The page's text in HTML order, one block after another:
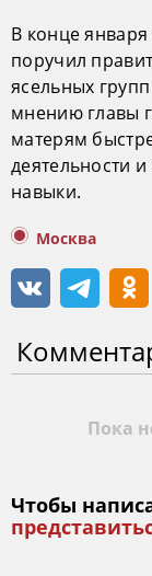
В конце
поручил
ясельных
мнению главы
матерям
деятельности
навыки.
Москва
Пока
Чтобы